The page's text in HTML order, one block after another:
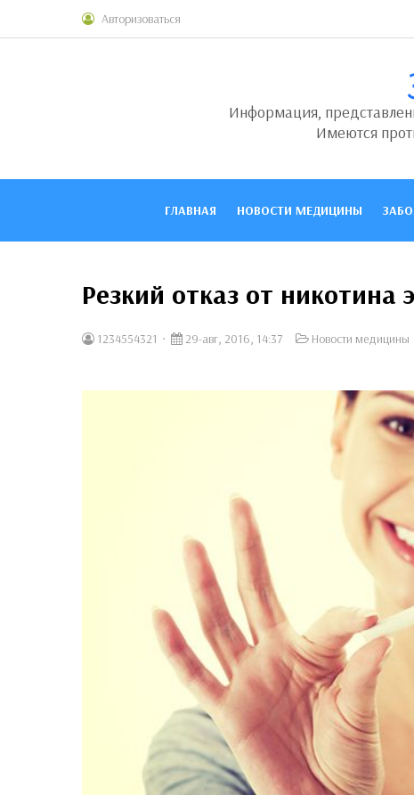
Авторизоваться
Информация,
Имеются
ГЛАВНАЯ НОВОСТИ МЕДИЦИНЫ
Резкий отказ от
1234554321 29-авг, 2016, 14:37 Новости медицины